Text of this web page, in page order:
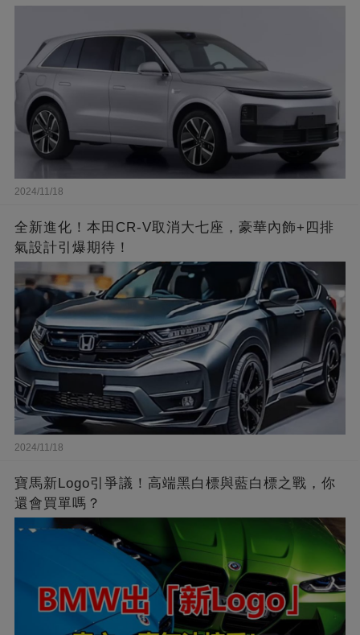
2024/11/18
全新進化！本田CR-V取消大七座，豪華內飾+四排
氣設計引爆期待！
2024/11/18
寶馬新Logo引爭議！高端黑白標與藍白標之戰，你
還會買單嗎？